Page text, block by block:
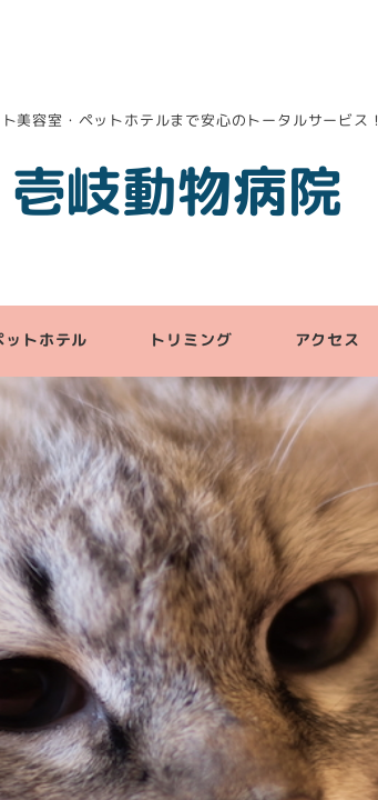
美容室・ペットホテルまで安心のトータルサービス！
壱岐動物病院
ットホテル トリミング アクセス